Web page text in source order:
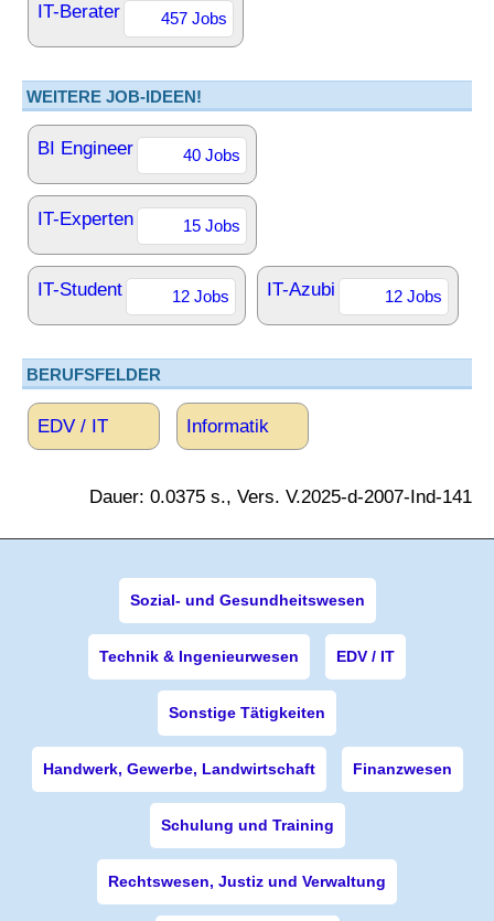
IT-Berater 457 Jobs
WEITERE JOB-IDEEN!
BI Engineer 40 Jobs
IT-Experten 15 Jobs
IT-Student 12 Jobs IT-Azubi 12 Jobs
BERUFSFELDER
EDV / IT Informatik
Dauer: 0.0375 s., Vers. V.2025-d-2007-Ind-141
Sozial- und Gesundheitswesen
Technik & Ingenieurwesen EDV / IT
Sonstige Tätigkeiten
Handwerk, Gewerbe, Landwirtschaft Finanzwesen
Schulung und Training
Rechtswesen, Justiz und Verwaltung